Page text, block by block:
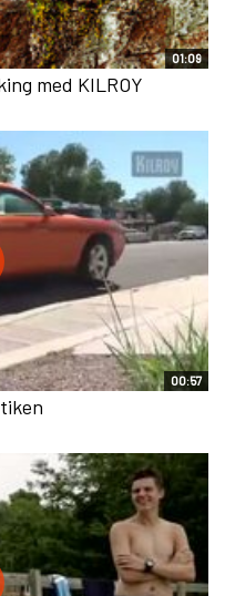
01:09
med KILROY
00:57